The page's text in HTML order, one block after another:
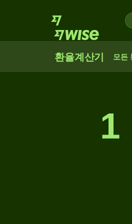
환율계산기 모든
1